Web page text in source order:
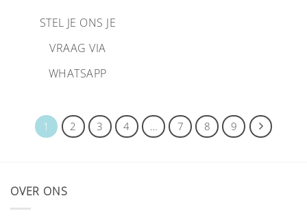
STEL JE ONS JE
VRAAG VIA
WHATSAPP
1 2 3 4 … 7 8 9
OVER ONS